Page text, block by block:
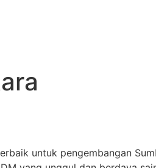
untuk pengembangan